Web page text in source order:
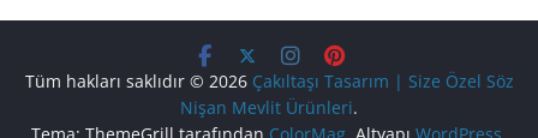
Tüm hakları saklıdır © 2026 Çakıltaşı Tasarım | Size Özel Söz
Nişan Mevlit Ürünleri.